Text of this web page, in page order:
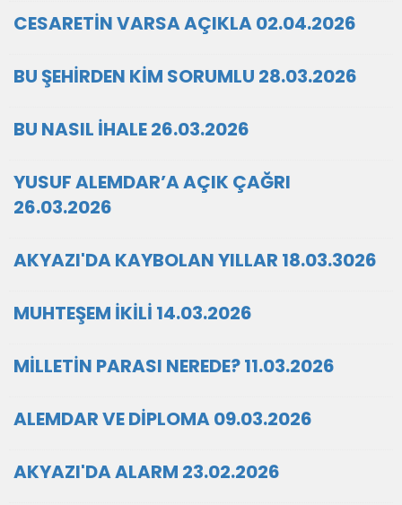
CESARETİN VARSA AÇIKLA 02.04.2026
BU ŞEHİRDEN KİM SORUMLU 28.03.2026
BU NASIL İHALE 26.03.2026
YUSUF ALEMDAR’A AÇIK ÇAĞRI
26.03.2026
AKYAZI'DA KAYBOLAN YILLAR 18.03.3026
MUHTEŞEM İKİLİ 14.03.2026
MİLLETİN PARASI NEREDE? 11.03.2026
ALEMDAR VE DİPLOMA 09.03.2026
AKYAZI'DA ALARM 23.02.2026